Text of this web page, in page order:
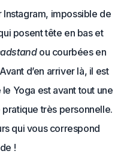
Instagram, impossible de
posent tête en bas et
ou courbées en
d’en arriver là, il est
Yoga est avant tout une
très personnelle.
qui vous correspond
!